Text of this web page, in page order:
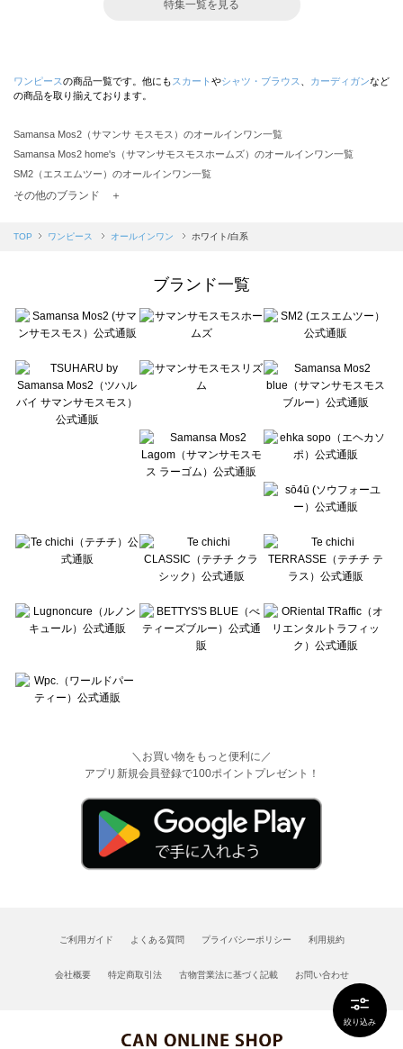
絞り込み
特集一覧を見る
ワンピースの商品一覧です。他にも スカート やシャツ・ブラウス カーディガンなど
の商品を取り揃えております。
Samansa Mos2（サマンサ モスモス）のオールインワン一覧
Samansa Mos2 home's（サマンサモスモスホームズ）のオールインワン一覧
SM2（エスエムツー）のオールインワン一覧
Samansa Mos2 blue（サマンサモスモス ブルー）のオールインワン一覧
sō4ū（ソウフォーユー）のオールインワン一覧
Te chichi（テチチ）のオールインワン一覧
Te chichi CLASSIC（テチチ クラシック）のオールインワン一覧
Lugnoncure（ルノンキュール）のオールインワン一覧
BETTY'S BLUE（べティーズブルー）のオールインワン一覧
Wpc.（ワールドパーティー）のオールインワン一覧
その他のブランド ＋
TOP ワンピース オールインワン ホワイト/白系
ブランド一覧
＼お買い物をもっと便利に／
アプリ新規会員登録で100ポイントプレゼント！
ご利用ガイド よくある質問 プライバシーポリシー 利用規約
会社概要 特定商取引法 古物営業法に基づく記載 お問い合わせ